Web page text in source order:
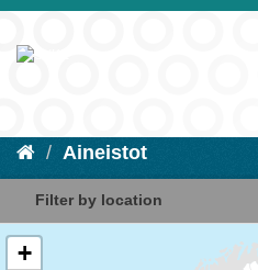
Aineistot
Filter by location
+